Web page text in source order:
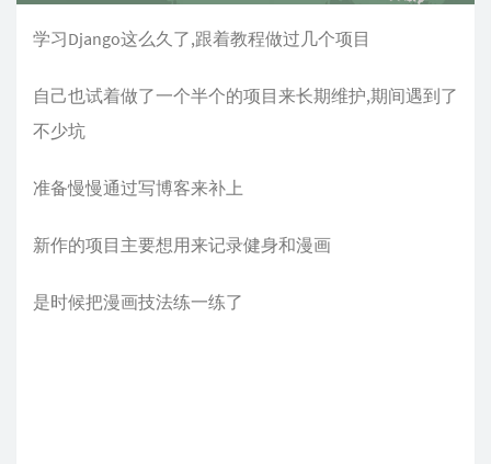
学习Django这么久了,跟着教程做过几个项目
自己也试着做了一个半个的项目来长期维护,期间遇到了
不少坑
准备慢慢通过写博客来补上
新作的项目主要想用来记录健身和漫画
是时候把漫画技法练一练了